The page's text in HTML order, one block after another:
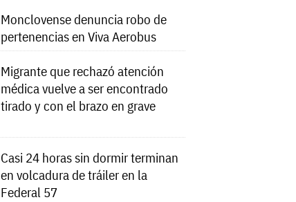
Monclovense denuncia robo de
pertenencias en Viva Aerobus
Migrante que rechazó atención
médica vuelve a ser encontrado
tirado y con el brazo en grave
Casi 24 horas sin dormir terminan
en volcadura de tráiler en la
Federal 57